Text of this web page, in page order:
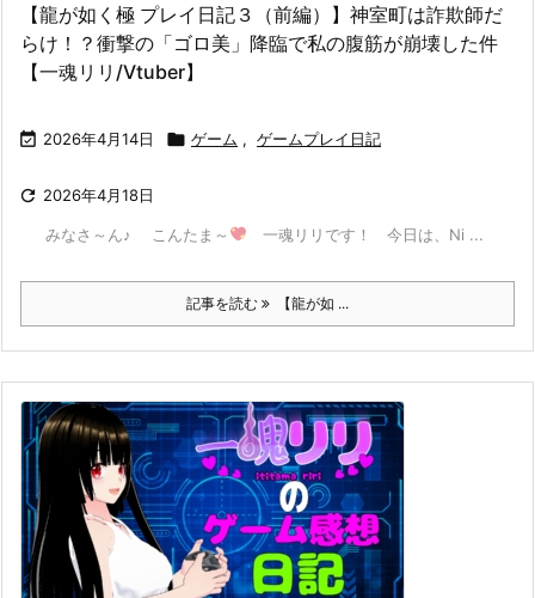
【龍が如く極 プレイ日記３（前編）】神室町は詐欺師だ
らけ！？衝撃の「ゴロ美」降臨で私の腹筋が崩壊した件
【一魂リリ/Vtuber】
 2026年4月14日  ゲーム , ゲームプレイ日記
 2026年4月18日
みなさ～ん♪ こんたま～ 一魂リリです！ 今日は、Ni ...
記事を読む 【龍が如 ...